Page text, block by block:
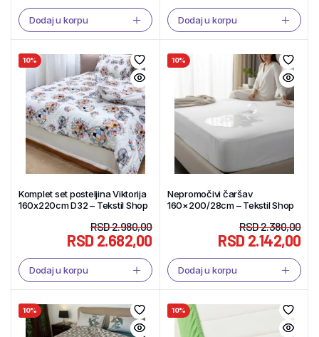
Dodaj u korpu Dodaj u korpu
10%
Komplet set posteljina Viktorija
160x220cm D32 – Tekstil Shop
RSD2.980,00
RSD2.682,00
Dodaj u korpu
10%
Nepromočivi čaršav
160×200/28cm – Tekstil Shop
RSD2.380,00
RSD2.142,00
Dodaj u korpu
10% 10%